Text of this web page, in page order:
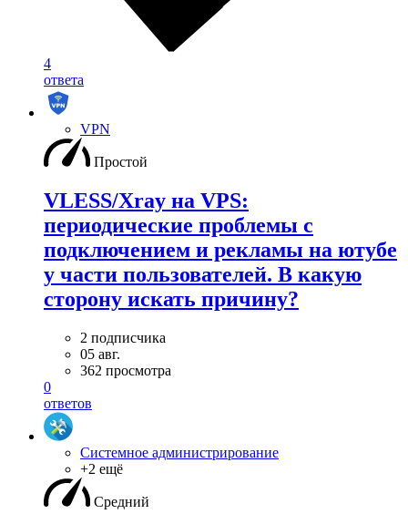
4
ответа
VPN
Простой
VLESS/Xray на VPS:
периодические проблемы с
подключением и рекламы на ютубе
у части пользователей. В какую
сторону искать причину?
2 подписчика
05 авг.
362 просмотра
0
ответов
Системное администрирование
+2 ещё
Средний